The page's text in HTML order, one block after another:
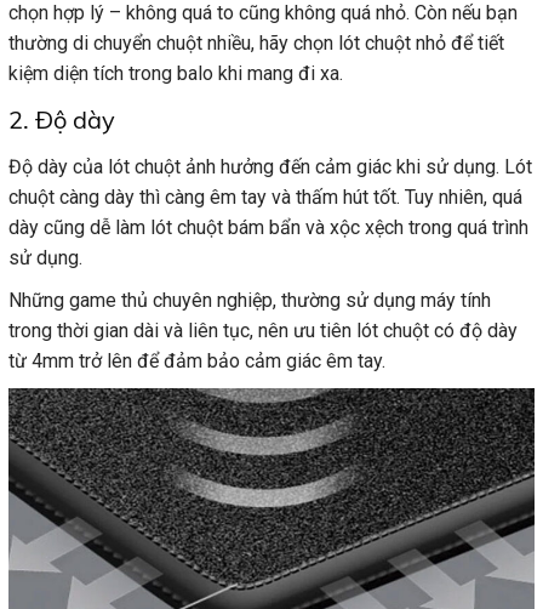
chọn hợp lý – không quá to cũng không quá nhỏ. Còn nếu bạn
thường di chuyển chuột nhiều, hãy chọn lót chuột nhỏ để tiết
kiệm diện tích trong balo khi mang đi xa.
2. Độ dày
Độ dày của lót chuột ảnh hưởng đến cảm giác khi sử dụng. Lót
chuột càng dày thì càng êm tay và thấm hút tốt. Tuy nhiên, quá
dày cũng dễ làm lót chuột bám bẩn và xộc xệch trong quá trình
sử dụng.
Những game thủ chuyên nghiệp, thường sử dụng máy tính
trong thời gian dài và liên tục, nên ưu tiên lót chuột có độ dày
từ 4mm trở lên để đảm bảo cảm giác êm tay.